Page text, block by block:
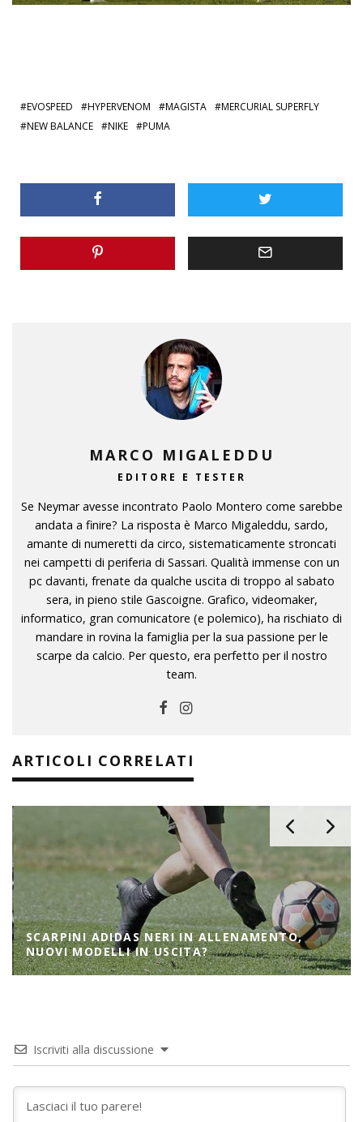
EVOSPEED HYPERVENOM MAGISTA
MERCURIAL SUPERFLY
NEW BALANCE
NIKE PUMA
MARCO MIGALEDDU
EDITORE E TESTER
Se Neymar avesse incontrato Paolo Montero come sarebbe
andata a finire? La risposta è Marco Migaleddu, sardo,
amante di numeretti da circo, sistematicamente stroncati
nei campetti di periferia di Sassari. Qualità immense con un
pc davanti, frenate da qualche uscita di troppo al sabato
sera, in pieno stile Gascoigne. Grafico, videomaker,
informatico, gran comunicatore (e polemico), ha rischiato di
mandare in rovina la famiglia per la sua passione per le
scarpe da calcio. Per questo, era perfetto per il nostro
team.
ARTICOLI CORRELATI
SCARPINI ADIDAS NERI IN ALLENAMENTO,
NUOVI MODELLI IN USCITA?
Iscriviti alla discussione